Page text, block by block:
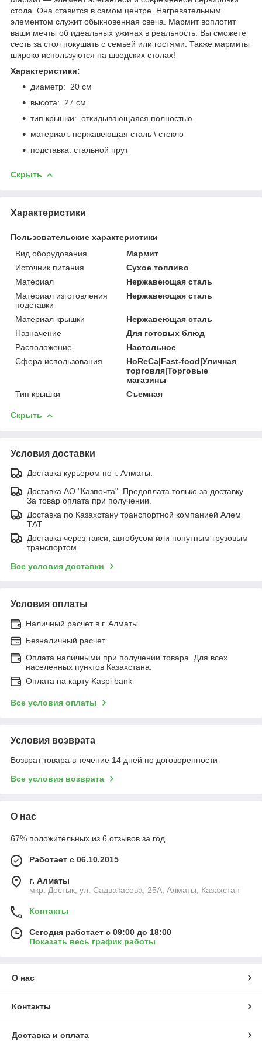
стола. Она ставится в самом центре. Нагревательным
элементом служит обыкновенная свеча. Мармит воплотит
ваши мечты об идеальных ужинах в реальность. Вы сможете
сесть за стол покушать с семьей или гостями. Также мармиты
широко используются на шведских столах!
Характеристики:
диаметр: 20 см
высота: 27 см
тип крышки: откидывающаяся полностью.
материал: нержавеющая сталь \ стекло
подставка: стальной прут
Скрыть
Характеристики
Пользовательские характеристики
Вид оборудования
Мармит
Источник питания
Сухое топливо
Материал
Нержавеющая сталь
Материал изготовления
подставки
Нержавеющая сталь
Материал крышки
Нержавеющая сталь
Назначение
Для готовых блюд
Расположение
Настольное
Сфера использования
HoReCa|Fast-food|Уличная
торговля|Торговые
магазины
Тип крышки
Съемная
Скрыть
Условия доставки
Доставка курьером по г. Алматы.
Доставка АО "Казпочта". Предоплата только за доставку.
За товар оплата при получении.
Доставка по Казахстану транспортной компанией Алем
ТАТ
Доставка через такси, автобусом или попутным грузовым
транспортом
Все условия доставки
Условия оплаты
Наличный расчет в г. Алматы.
Безналичный расчет
Оплата наличными при получении товара. Для всех
населенных пунктов Казахстана.
Оплата на карту Kaspi bank
Все условия оплаты
Условия возврата
Возврат товара в течение 14 дней по договоренности
Все условия возврата
О нас
67% положительных из 6 отзывов за год
Работает с 06.10.2015
г. Алматы
мкр. Достык, ул. Садвакасова, 25А, Алматы, Казахстан
Контакты
Сегодня работает с 09:00 до 18:00
Показать весь график работы
О нас
Контакты
Доставка и оплата